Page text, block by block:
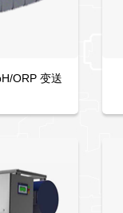
ORP 变送